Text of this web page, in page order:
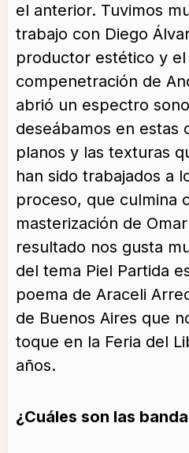
el anterior. Tuvimos
trabajo con Diego
productor estético y
compenetración de
abrió un espectro
deseábamos en estas
planos y las texturas
han sido trabajados a
proceso, que culmina
masterización de
resultado nos gusta
del tema Piel Partida
poema de Araceli
de Buenos Aires que
toque en la Feria del
años.
¿Cuáles son las